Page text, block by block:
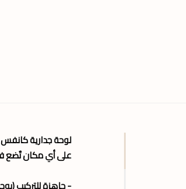
لوحة جدارية
على أي مكان تٌضع